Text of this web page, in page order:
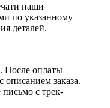
наши
по указанному
деталей.
После оплаты
описанием заказа.
письмо с трек-